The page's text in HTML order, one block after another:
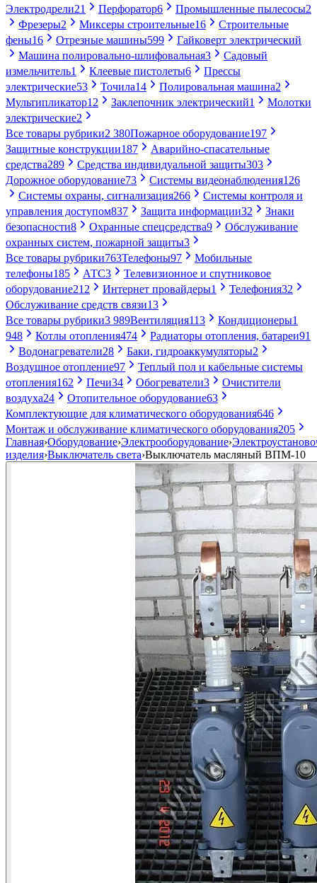
Электродрели21 Перфоратор6 Промышленные пылесосы2
Фрезеры2 Миксеры строительные16
Строительные
фены16 Отрезные машины599
Гайковерт электрический
Машина полировально-шлифовальная3
Садовый
измельчитель1 Клеевые пистолеты6
Прессы
электрические53 Точила14 Полировальная машина2
Мультипликатор12 Заклепочник электрический1
Молотки
электрические2
Все товары рубрики2 380Пожарное оборудование197
Защитные конструкции187
Аварийно-спасательные
средства289 Средства индивидуальной защиты303
Дорожное оборудование73 Системы видеонаблюдения126
Системы охраны, сигнализация266
Системы контроля и
управления доступом837 Защита информации32
Знаки
безопасности8 Охранные спецсредства9
Обслуживание
охранных систем, пожарной защиты3
Все товары рубрики763Телефоны97
Мобильные
телефоны185 АТС3
Телевизионное и спутниковое
оборудование212 Интернет провайдеры1 Телефония32
Обслуживание средств связи13
Все товары рубрики3 989Вентиляция113 Кондиционеры1
948
Котлы отопления474 Радиаторы отопления, батареи91
Водонагреватели28 Баки, гидроаккумуляторы2
Воздушное отопление97
Теплый пол и кабельные системы
отопления162 Печи34 Обогреватели3
Очистители
воздуха24 Отопительное оборудование63
Комплектующие для климатического оборудования646
Монтаж и обслуживание климатического оборудования205
Главная›Оборудование›Электрооборудование›
изделия›Выключатель света›Выключатель масляный ВПМ-10